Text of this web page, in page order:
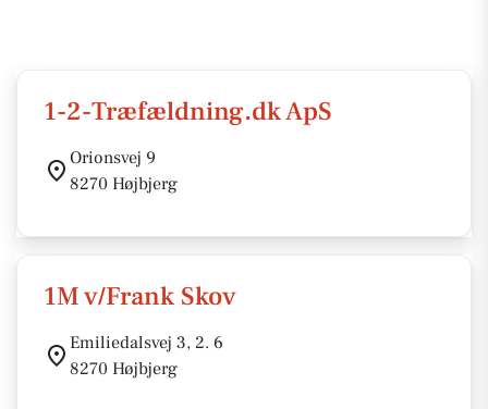
1-2-Træfældning.dk ApS
Orionsvej 9
8270 Højbjerg
1M v/Frank Skov
Emiliedalsvej 3, 2. 6
8270 Højbjerg